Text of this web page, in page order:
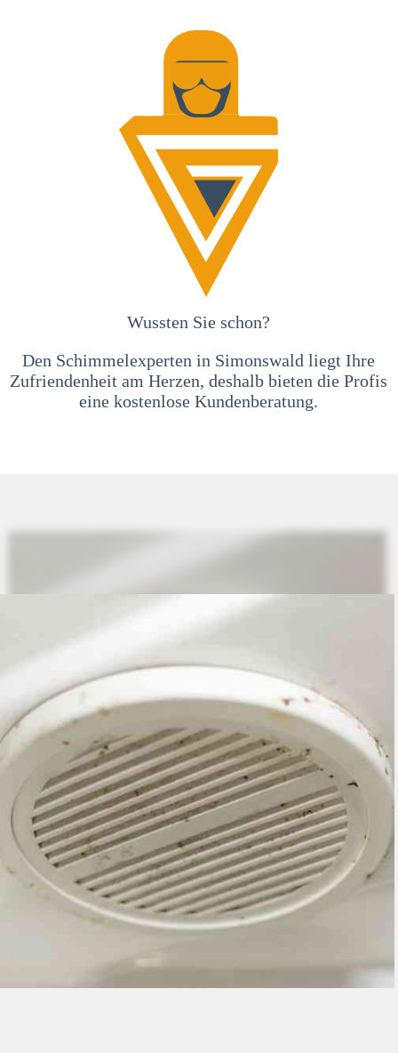
Wussten Sie schon?
Den Schimmelexperten in Simonswald liegt Ihre
Zufriendenheit am Herzen, deshalb bieten die Profis
eine kostenlose Kundenberatung.